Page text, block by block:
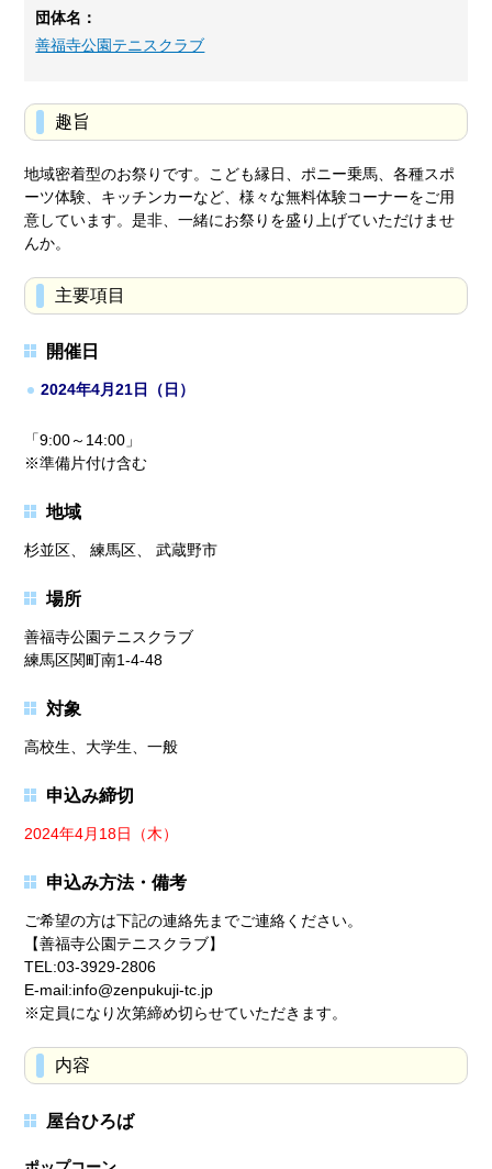
団体名：
善福寺公園テニスクラブ
趣旨
地域密着型のお祭りです。こども縁日、ポニー乗馬、各種スポ
ーツ体験、キッチンカーなど、様々な無料体験コーナーをご用
意しています。是非、一緒にお祭りを盛り上げていただけませ
んか。
主要項目
開催日
2024年4月21日（日）
「9:00～14:00」
※準備片付け含む
地域
杉並区、 練馬区、 武蔵野市
場所
善福寺公園テニスクラブ
練馬区関町南1-4-48
対象
高校生、大学生、一般
申込み締切
2024年4月18日（木）
申込み方法・備考
ご希望の方は下記の連絡先までご連絡ください。
【善福寺公園テニスクラブ】
TEL:03-3929-2806
E-mail:info@zenpukuji-tc.jp
※定員になり次第締め切らせていただきます。
内容
屋台ひろば